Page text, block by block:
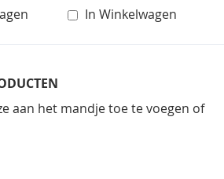
In Winkelwagen
aan het mandje toe te voegen of